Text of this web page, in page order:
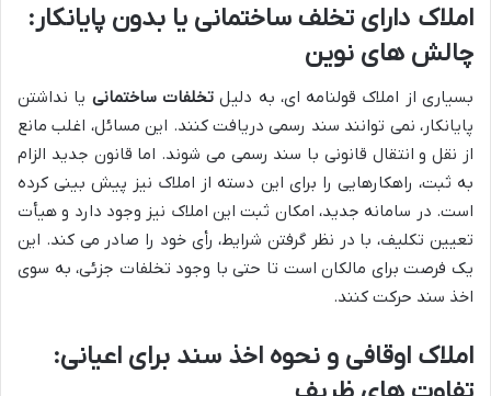
املاک دارای تخلف ساختمانی یا بدون پایانکار:
چالش های نوین
بسیاری از املاک قولنامه ای، به دلیلتخلفات ساختمانی یا نداشتن
پایانکار، نمی توانند سند رسمی دریافت کنند. این مسائل، اغلب مانع
از نقل و انتقال قانونی با سند رسمی می شوند. اما قانون جدید الزام
به ثبت، راهکارهایی را برای این دسته از املاک نیز پیش بینی کرده
است. در سامانه جدید، امکان ثبت این املاک نیز وجود دارد و هیأت
تعیین تکلیف، با در نظر گرفتن شرایط، رأی خود را صادر می کند. این
یک فرصت برای مالکان است تا حتی با وجود تخلفات جزئی، به سوی
اخذ سند حرکت کنند.
املاک اوقافی و نحوه اخذ سند برای اعیانی: